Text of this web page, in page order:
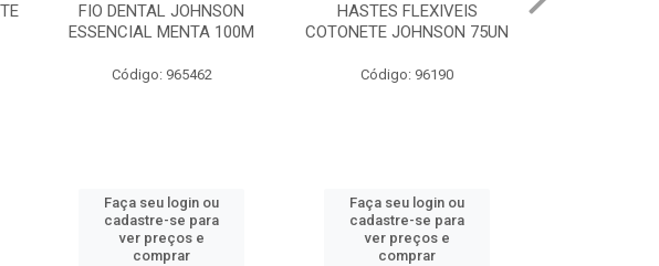
HASTES FLEXIVEIS
COTONETE JOHNSON 75UN
Código: 96190
Faça seu login ou
cadastre-se para
ver preços e
comprar
CURAT BAND-AID
TRANSPARENTE JOHNSON
Código: 973066
Faça seu login ou
cadastre-se para
ver preços e
comprar